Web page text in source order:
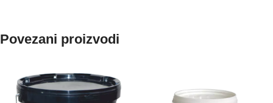
Povezani proizvodi